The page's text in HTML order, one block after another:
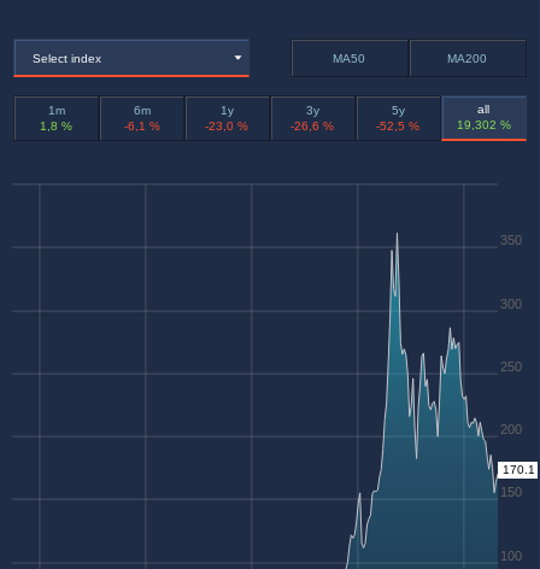
Select index MA50 MA200
1m
1,8 %
6m
-6,1 %
1y
-23,0 %
3y
-26,6 %
5y
-52,5 %
all
19,302 %
100
150
200
250
300
350
170.1